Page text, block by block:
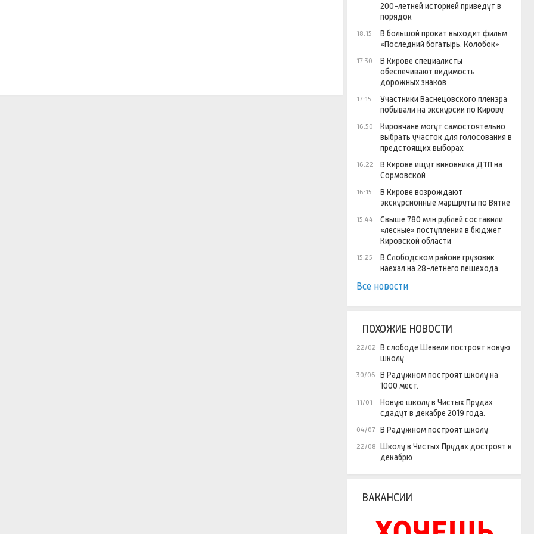
200-летней историей приведут в
порядок
18:15
В большой прокат выходит фильм
«Последний богатырь. Колобок»
17:30
В Кирове специалисты
обеспечивают видимость
дорожных знаков
17:15
Участники Васнецовского пленэра
побывали на экскурсии по Кирову
16:50
Кировчане могут самостоятельно
выбрать участок для голосования в
предстоящих выборах
16:22
В Кирове ищут виновника ДТП на
Сормовской
16:15
В Кирове возрождают
экскурсионные маршруты по Вятке
15:44
Свыше 780 млн рублей составили
«лесные» поступления в бюджет
Кировской области
15:25
В Слободском районе грузовик
наехал на 28-летнего пешехода
Все новости
ПОХОЖИЕ НОВОСТИ
22/02 В слободе Шевели построят новую
школу.
30/06
В Радужном построят школу на
1000 мест.
11/01
Новую школу в Чистых Прудах
сдадут в декабре 2019 года.
04/07 В Радужном построят школу
22/08 Школу в Чистых Прудах достроят к
декабрю
ВАКАНСИИ